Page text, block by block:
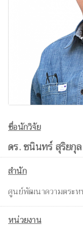
ชื่อนักวิจัย
ดร. ชนินทร์ สุริยกุ
สำนัก
ศูนย์พัฒนาความตระห
หน่วยงาน